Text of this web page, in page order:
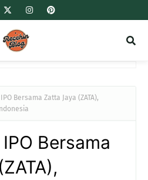
Bersama Zatta Jaya (ZATA),
Bersama